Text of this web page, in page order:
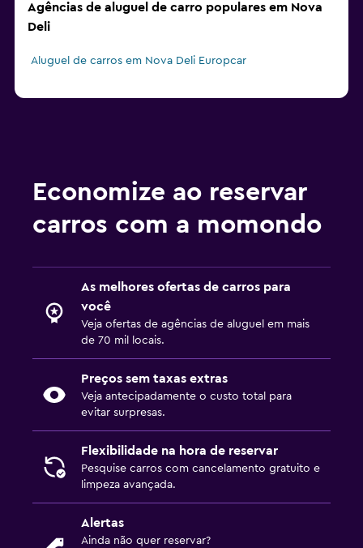
Agências de aluguel de carro populares em Nova
Deli
Aluguel de carros em Nova Deli Europcar
Economize ao reservar
carros com a momondo
As melhores ofertas de carros para
você
Veja ofertas de agências de aluguel em mais
de 70 mil locais.
Preços sem taxas extras
Veja antecipadamente o custo total para
evitar surpresas.
Flexibilidade na hora de reservar
Pesquise carros com cancelamento gratuito e
limpeza avançada.
Alertas
Ainda não quer reservar?